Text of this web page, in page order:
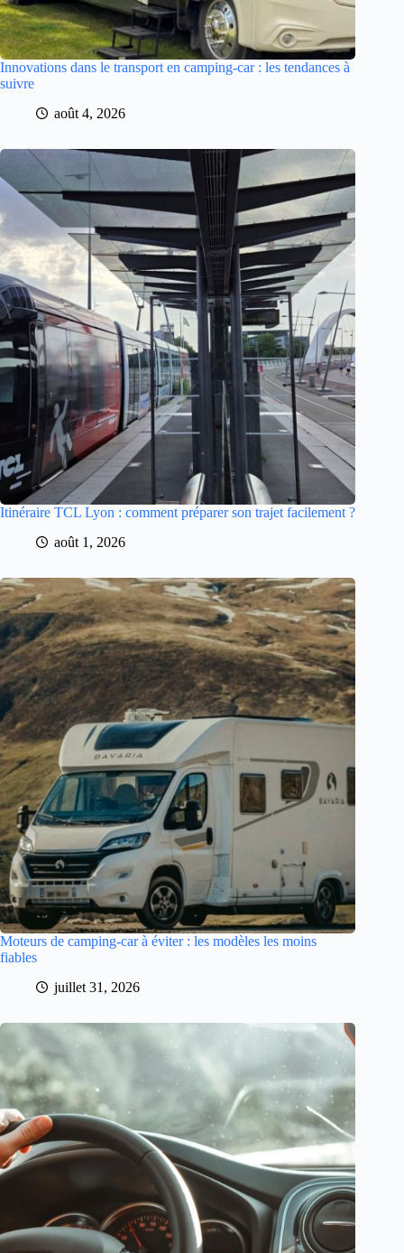
Innovations dans le transport en camping-car : les tendances à
suivre
août 4, 2026
Itinéraire TCL Lyon : comment préparer son trajet facilement ?
août 1, 2026
Moteurs de camping-car à éviter : les modèles les moins
fiables
juillet 31, 2026